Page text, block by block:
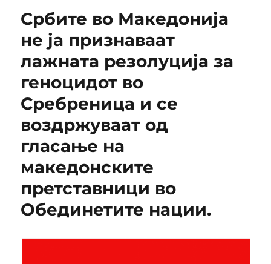
Србите во Македонија
не ја признаваат
лажната резолуција за
геноцидот во
Сребреница и се
воздржуваат од
гласање на
македонските
претставници во
Обединетите нации.